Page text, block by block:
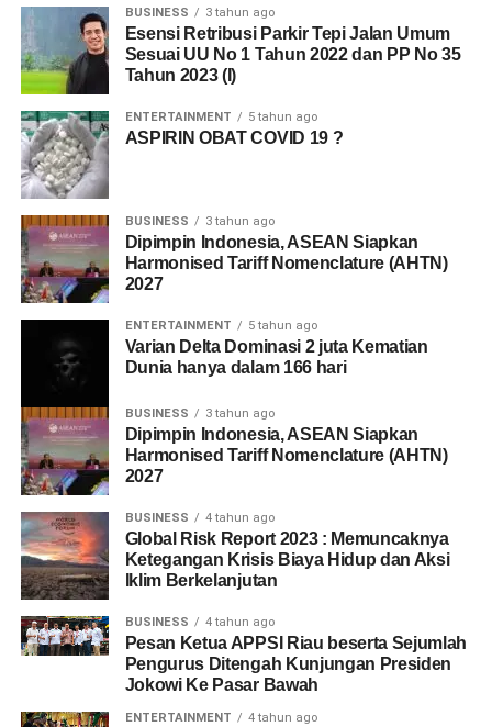
BUSINESS 3 tahun ago
Esensi Retribusi Parkir Tepi Jalan Umum
Sesuai UU No 1 Tahun 2022 dan PP No 35
Tahun 2023 (I)
ENTERTAINMENT 5 tahun ago
ASPIRIN OBAT COVID 19 ?
BUSINESS 3 tahun ago
Dipimpin Indonesia, ASEAN Siapkan
Harmonised Tariff Nomenclature (AHTN)
2027
ENTERTAINMENT 5 tahun ago
Varian Delta Dominasi 2 juta Kematian
Dunia hanya dalam 166 hari
BUSINESS 3 tahun ago
Dipimpin Indonesia, ASEAN Siapkan
Harmonised Tariff Nomenclature (AHTN)
2027
BUSINESS 4 tahun ago
Global Risk Report 2023 : Memuncaknya
Ketegangan Krisis Biaya Hidup dan Aksi
Iklim Berkelanjutan
BUSINESS 4 tahun ago
Pesan Ketua APPSI Riau beserta Sejumlah
Pengurus Ditengah Kunjungan Presiden
Jokowi Ke Pasar Bawah
ENTERTAINMENT 4 tahun ago